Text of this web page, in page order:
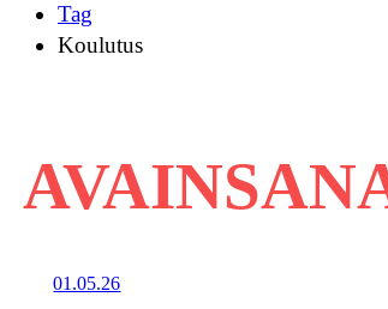
Tag
Koulutus
01.05.26